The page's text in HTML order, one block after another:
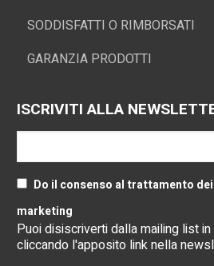
SODDISFATTI O RIMBORSATI
GARANZIA PRODOTTI
ISCRIVITI ALLA
Do il consenso al trattamento
marketing
Puoi disiscriverti dalla mailing list
cliccando l'apposito link nella